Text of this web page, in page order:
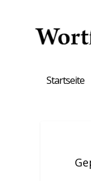
Startseite